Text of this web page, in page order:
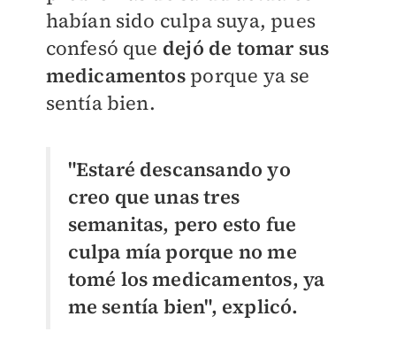
habían sido culpa suya, pues
confesó que dejó de tomar sus
medicamentosporque ya se
sentía bien.
"Estaré descansando yo
creo que unas tres
semanitas, pero esto fue
culpa mía porque no me
tomé los medicamentos, ya
me sentía bien", explicó.